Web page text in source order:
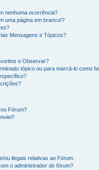
nenhuma ocorrência?
uma página em branco!?
Mensagens e Tópicos?
e Observar?
tópico ou para marcá-lo como
Fórum?
ilegais relativas ao Fórum.
o administrador do fórum?